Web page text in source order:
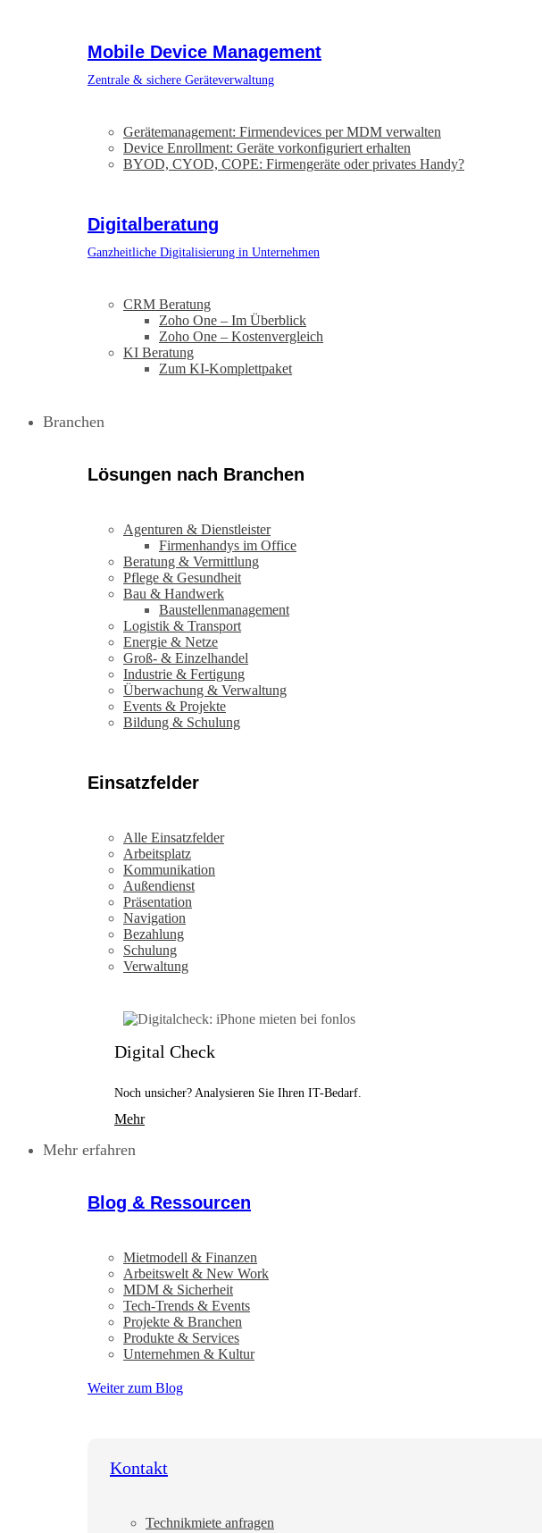
Mobile Device Management
Zentrale & sichere Geräteverwaltung
Gerätemanagement: Firmendevices per MDM verwalten
Device Enrollment: Geräte vorkonfiguriert erhalten
BYOD, CYOD, COPE: Firmengeräte oder privates Handy?
Digitalberatung
Ganzheitliche Digitalisierung in Unternehmen
CRM Beratung
Zoho One – Im Überblick
Zoho One – Kostenvergleich
KI Beratung
Zum KI-Komplettpaket
Branchen
Lösungen nach Branchen
Agenturen & Dienstleister
Firmenhandys im Office
Beratung & Vermittlung
Pflege & Gesundheit
Bau & Handwerk
Baustellenmanagement
Logistik & Transport
Energie & Netze
Groß- & Einzelhandel
Industrie & Fertigung
Überwachung & Verwaltung
Events & Projekte
Bildung & Schulung
Einsatzfelder
Alle Einsatzfelder
Arbeitsplatz
Kommunikation
Außendienst
Präsentation
Navigation
Bezahlung
Schulung
Verwaltung
Digital Check
Noch unsicher? Analysieren Sie Ihren IT-Bedarf.
Mehr
Mehr erfahren
Blog & Ressourcen
Mietmodell & Finanzen
Arbeitswelt & New Work
MDM & Sicherheit
Tech-Trends & Events
Projekte & Branchen
Produkte & Services
Unternehmen & Kultur
Weiter zum Blog
Kontakt
Technikmiete anfragen